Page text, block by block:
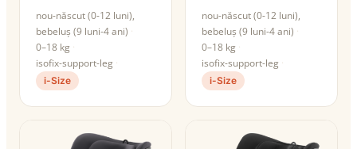
nou-născut (0-12 luni),
bebeluș (9 luni-4 ani)
0–18 kg
isofix-support-leg
i-Size
nou-născut (0-12 luni),
bebeluș (9 luni-4 ani)
0–18 kg
isofix-support-leg
i-Size